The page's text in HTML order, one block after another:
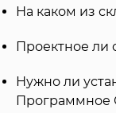
На каком из
Проектное ли
Нужно ли
Программное